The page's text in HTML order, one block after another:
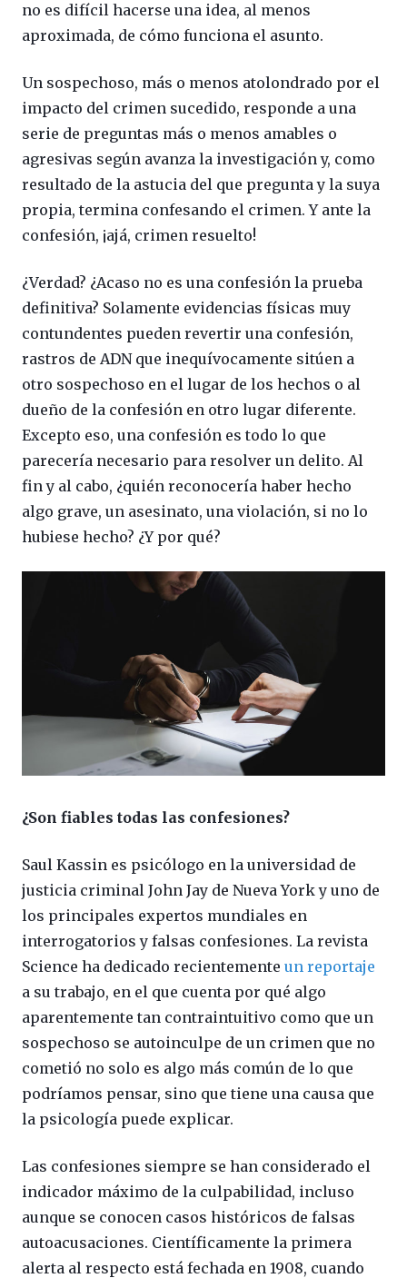
no es difícil hacerse una idea, al menos
aproximada, de cómo funciona el asunto.
Un sospechoso, más o menos atolondrado por el
impacto del crimen sucedido, responde a una
serie de preguntas más o menos amables o
agresivas según avanza la investigación y, como
resultado de la astucia del que pregunta y la suya
propia, termina confesando el crimen. Y ante la
confesión, ¡ajá, crimen resuelto!
¿Verdad? ¿Acaso no es una confesión la prueba
definitiva? Solamente evidencias físicas muy
contundentes pueden revertir una confesión,
rastros de ADN que inequívocamente sitúen a
otro sospechoso en el lugar de los hechos o al
dueño de la confesión en otro lugar diferente.
Excepto eso, una confesión es todo lo que
parecería necesario para resolver un delito. Al
fin y al cabo, ¿quién reconocería haber hecho
algo grave, un asesinato, una violación, si no lo
hubiese hecho? ¿Y por qué?
¿Son fiables todas las confesiones?
Saul Kassin es psicólogo en la universidad de
justicia criminal John Jay de Nueva York y uno de
los principales expertos mundiales en
interrogatorios y falsas confesiones. La revista
Science ha dedicado recientemente un reportaje
a su trabajo, en el que cuenta por qué algo
aparentemente tan contraintuitivo como que un
sospechoso se autoinculpe de un crimen que no
cometió no solo es algo más común de lo que
podríamos pensar, sino que tiene una causa que
la psicología puede explicar.
Las confesiones siempre se han considerado el
indicador máximo de la culpabilidad, incluso
aunque se conocen casos históricos de falsas
autoacusaciones. Científicamente la primera
alerta al respecto está fechada en 1908, cuando